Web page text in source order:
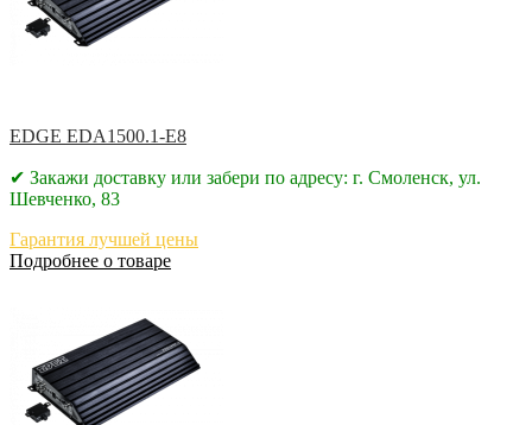
EDGE EDA1500.1-E8
✔ Закажи доставку или забери по адресу: г. Смоленск, ул.
Шевченко, 83
Гарантия лучшей цены
Подробнее о товаре